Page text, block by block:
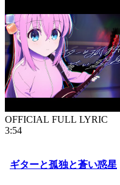
OFFICIAL FULL LYRIC
3:54
ギターと孤独と蒼い惑星